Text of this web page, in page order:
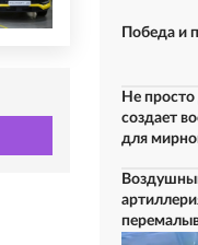
Победа и
Не
создает
для